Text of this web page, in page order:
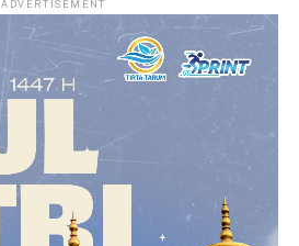
ADVERTISEMENT